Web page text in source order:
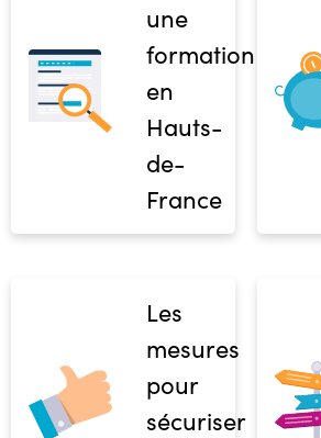
une
formation
en
Hauts-
de-
France
Les
mesures
pour
sécuriser